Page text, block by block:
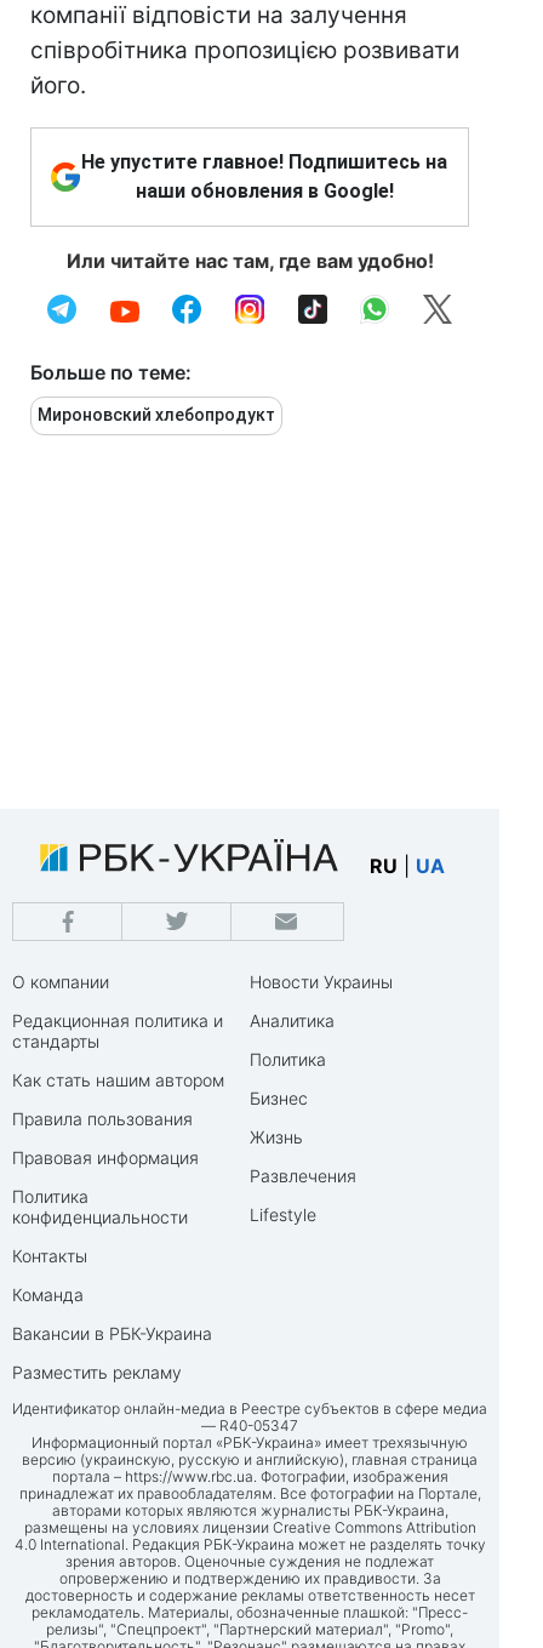
компанії відповісти на залучення
співробітника пропозицією розвивати
його.
Не упустите главное! Подпишитесь на
наши обновления в Google!
Или читайте нас там, где вам удобно!
Больше по теме:
Мироновский хлебопродукт
RU UA
О компании
Редакционная политика и
стандарты
Как стать нашим автором
Правила пользования
Правовая информация
Политика
конфиденциальности
Контакты
Команда
Вакансии в РБК-Украина
Разместить рекламу
Новости Украины
Аналитика
Политика
Бизнес
Жизнь
Развлечения
Lifestyle
Идентификатор онлайн-медиа в Реестре субъектов в сфере медиа
— R40-05347
Информационный портал «РБК-Украина» имеет трехязычную
версию (украинскую, русскую и английскую), главная страница
портала – https://www.rbc.ua. Фотографии, изображения
принадлежат их правообладателям. Все фотографии на Портале,
авторами которых являются журналисты РБК-Украина,
размещены на условиях лицензии Creative Commons Attribution
4.0 International. Редакция РБК-Украина может не разделять точку
зрения авторов. Оценочные суждения не подлежат
опровержению и подтверждению их правдивости. За
достоверность и содержание рекламы ответственность несет
рекламодатель. Материалы, обозначенные плашкой: "Пресс-
релизы", "Спецпроект", "Партнерский материал", "Promo",